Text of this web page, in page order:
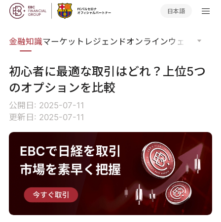
日本語
金融知識マーケットレジェンドオンラインウェビナー
初心者に最適な取引はどれ？上位5つ
のオプションを比較
公開日: 2025-07-11
更新日: 2025-07-11